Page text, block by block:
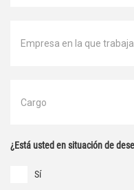
¿Está usted en situación de
Sí